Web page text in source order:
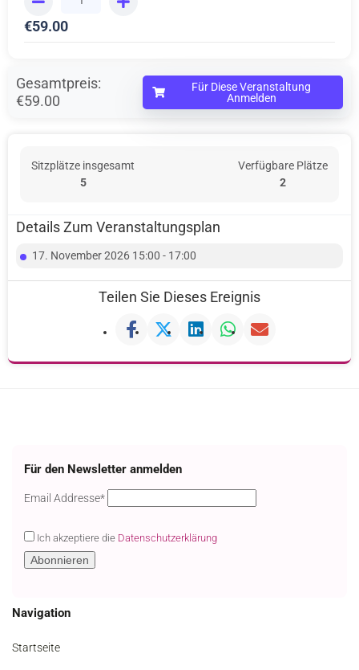
€59.00
Gesamtpreis:
€59.00
Für Diese Veranstaltung
Anmelden
Sitzplätze insgesamt
5
Verfügbare Plätze
2
Details Zum Veranstaltungsplan
17. November 2026 15:00 - 17:00
Teilen Sie Dieses Ereignis
Für den Newsletter anmelden
Email Addresse*
Ich akzeptiere die Datenschutzerklärung
Navigation
Startseite